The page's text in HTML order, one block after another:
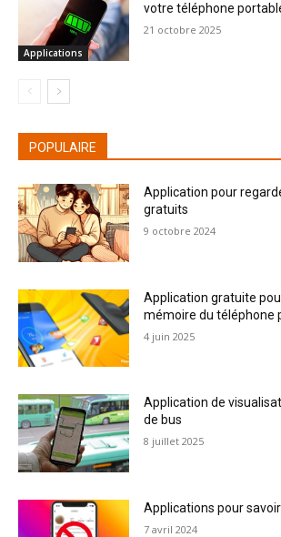
Applications
votre téléphone
21 octobre 2025
POPULAIRE
Application pour
gratuits
9 octobre 2024
Application gratuite
mémoire du téléphone
4 juin 2025
Application de
de bus
8 juillet 2025
Applications pour
7 avril 2024